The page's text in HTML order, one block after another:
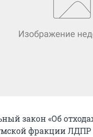
закон «Об
фракции